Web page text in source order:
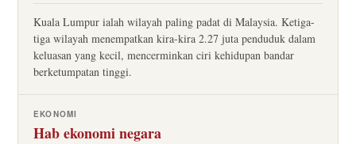
Kuala Lumpur ialah wilayah paling padat di Malaysia. Ketiga-
tiga wilayah menempatkan kira-kira 2.27 juta penduduk dalam
keluasan yang kecil, mencerminkan ciri kehidupan bandar
berketumpatan tinggi.
EKONOMI
Hab ekonomi negara